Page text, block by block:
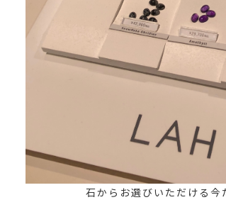
石からお選びいただける